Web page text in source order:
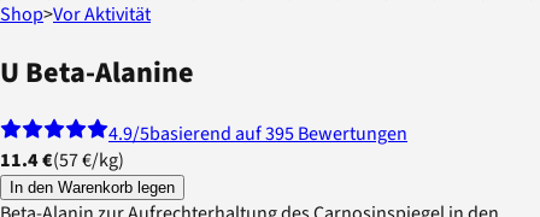
Shop>Vor Aktivität
U Beta-Alanine
4.9/5basierend auf 395 Bewertungen
11.4 €(57 €/kg)
In den Warenkorb legen